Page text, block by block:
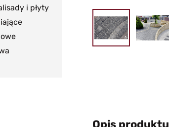
i płyty
Opis produktu